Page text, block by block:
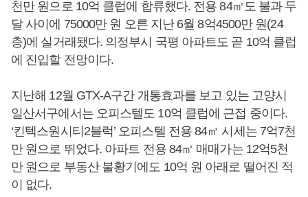
천만 원으로 10억 클럽에 합류했다. 전용 84㎡도 불과 두
달 사이에 75000만 원 오른 지난 6월 8억4500만 원(24
층)에 실거래됐다. 의정부시 국평 아파트도 곧 10억 클럽
에 진입할 전망이다.
지난해 12월 GTX-A구간 개통효과를 보고 있는 고양시
일산서구에서는 오피스텔도 10억 클럽에 근접 중이다.
‘킨텍스원시티2블럭’ 오피스텔 전용 84㎡ 시세는 7억7천
만 원으로 뛰었다. 아파트 전용 84㎡ 매매가는 12억5천
만 원으로 부동산 불황기에도 10억 원 아래로 떨어진 적
이 없다.